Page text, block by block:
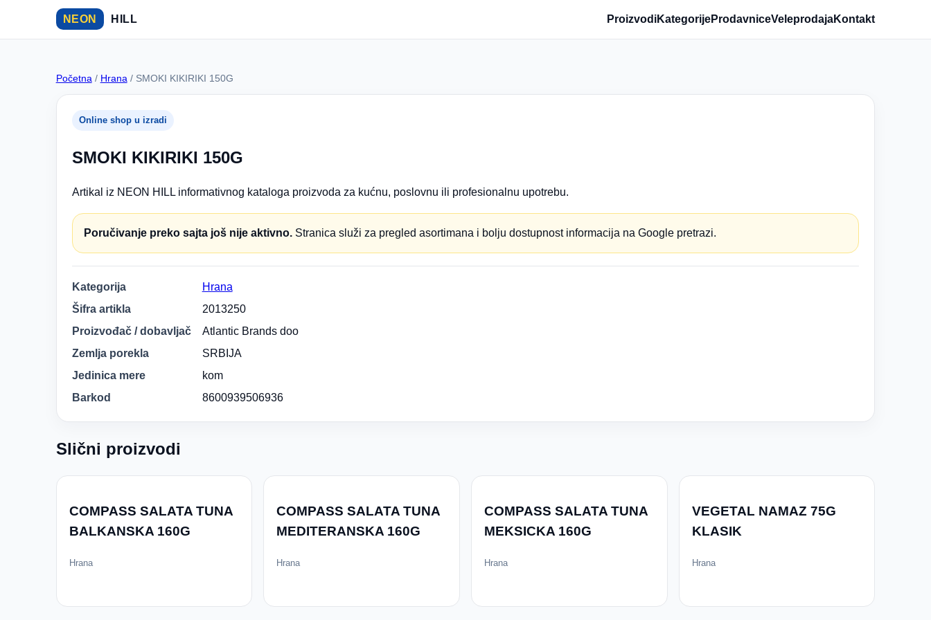
NEON HILL ProizvodiKategorijeProdavniceVeleprodajaKontakt
Početna / Hrana / SMOKI KIKIRIKI 150G
Online shop u izradi
SMOKI KIKIRIKI 150G
Artikal iz NEON HILL informativnog kataloga proizvoda za kućnu, poslovnu ili profesionalnu upotrebu.
Poručivanje preko sajta još nije aktivno.Stranica služi za pregled asortimana i bolju dostupnost informacija na Google pretrazi.
Kategorija
Hrana
Šifra artikla
2013250
Proizvođač / dobavljač
Atlantic Brands doo
Zemlja porekla
SRBIJA
Jedinica mere
kom
Barkod
8600939506936
Slični proizvodi
COMPASS SALATA TUNA
BALKANSKA 160G
Hrana
COMPASS SALATA TUNA
MEDITERANSKA 160G
Hrana
COMPASS SALATA TUNA
MEKSICKA 160G
Hrana
VEGETAL NAMAZ 75G
KLASIK
Hrana